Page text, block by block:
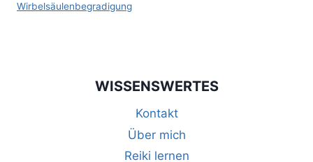
Wirbelsäulenbegradigung
WISSENSWERTES
Kontakt
Über mich
Reiki lernen